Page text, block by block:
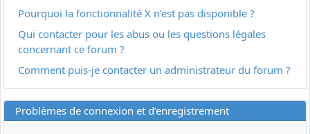
Pourquoi la fonctionnalité X n’est pas disponible ?
Qui contacter pour les abus ou les questions légales
concernant ce forum ?
Comment puis-je contacter un administrateur du forum ?
Problèmes de connexion et d’enregistrement